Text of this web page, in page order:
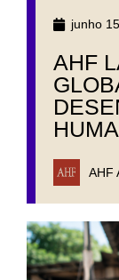
junho
AHF
AHF